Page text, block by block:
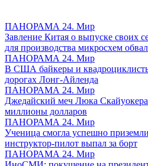
ПАНОРАМА 24. Мир
Завление Китая о выпуске своих
для производства микросхем
ПАНОРАМА 24. Мир
В США байкеры и
дорогах Лонг-Айленда
ПАНОРАМА 24. Мир
Джедайский меч Люка Скайуокера
миллионы долларов
ПАНОРАМА 24. Мир
Ученица смогла успешно
инструктор-пилот выпал за борт
ПАНОРАМА 24. Мир